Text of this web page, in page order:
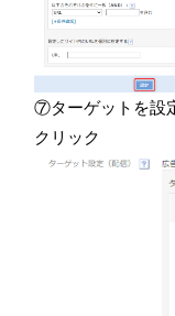
⑦ターゲットを設
クリック